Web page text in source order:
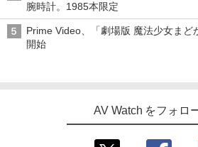
腕時計。1985本限定
Prime Video、「劇場版 魔法少女ま
開始
AV Watch をフォロ